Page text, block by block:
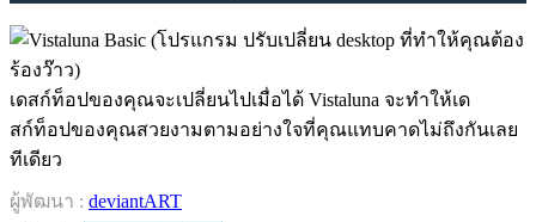
เดสก์ท็อปของคุณจะเปลี่ยนไปเมื่อได้ Vistaluna จะทำให้เด
สก์ท็อปของคุณสวยงามตามอย่างใจที่คุณแทบคาดไม่ถึงกันเลย
ทีเดียว
ผู้พัฒนา : deviantART